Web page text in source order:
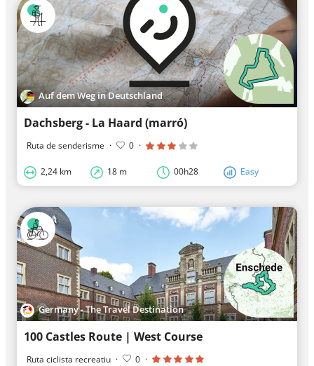
Auf dem Weg in Deutschland
Dachsberg - La Haard (marró)
Ruta de senderisme · 0 ·
2,24 km 18 m 00h28 Easy
Germany - The Travel Destination
100 Castles Route | West Course
Ruta ciclista recreatiu · 0 ·